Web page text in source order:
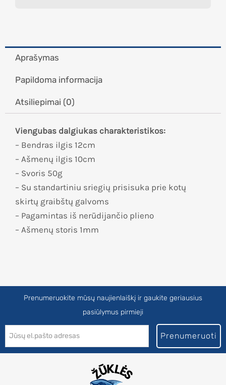
Aprašymas
Papildoma informacija
Atsiliepimai (0)
Viengubas dalgiukas charakteristikos:
– Bendras ilgis 12cm
– Ašmenų ilgis 10cm
– Svoris 50g
– Su standartiniu sriegių prisisuka prie kotų
skirtų graibštų galvoms
– Pagamintas iš nerūdijančio plieno
– Ašmenų storis 1mm
Prenumeruokite mūsų naujienlaiškį ir gaukite geriausius
pasiūlymus pirmieji
Prenumeruoti